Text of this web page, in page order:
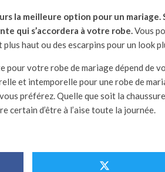
la meilleure option pour un
qui s’accordera à votre robe.Vous
haut ou des escarpins pour un look
pour votre robe de mariage dépend de
et intemporelle pour une robe de
préférez. Quelle que soit la
certain d’être à l’aise toute la journée.